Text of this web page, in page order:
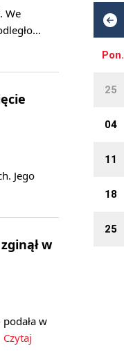
We
Jego
w
w
Czytaj
Pon.
25
04
11
18
25